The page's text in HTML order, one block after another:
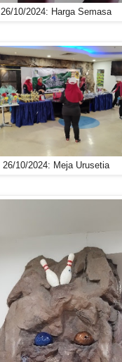
26/10/2024: Harga Semasa
26/10/2024: Meja Urusetia